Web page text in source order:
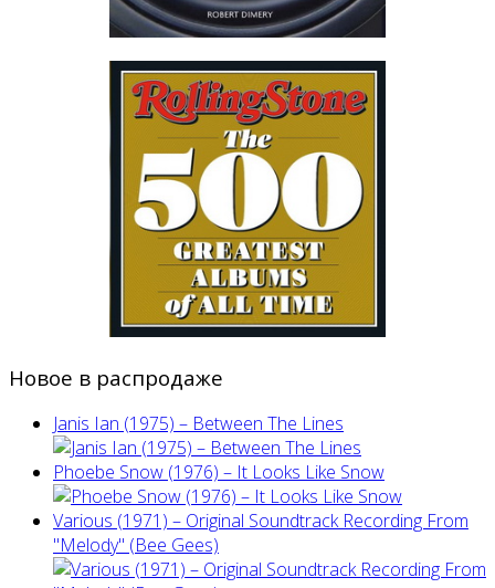
Новое в распродаже
Janis Ian (1975) ‎– Between The Lines
Phoebe Snow (1976) – It Looks Like Snow
Various (1971) – Original Soundtrack Recording From
"Melody" (Bee Gees)